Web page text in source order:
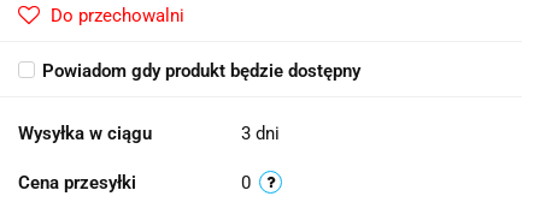
Do przechowalni
Powiadom gdy produkt będzie dostępny
Wysyłka w ciągu 3 dni
Cena przesyłki 0